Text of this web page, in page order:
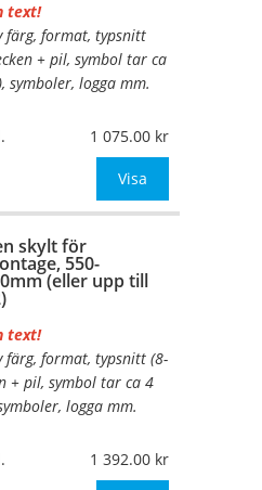
text!
färg, format, typsnitt
+ pil, symbol tar ca
symboler, logga mm.
Kantvikt aluminium,
700x75mm (eller
1 075.00
Visa
skylt för
550-
(eller upp till
text!
färg, format, typsnitt (8-
+ pil, symbol tar ca 4
logga mm.
Kantvikt aluminium,
1 392.00